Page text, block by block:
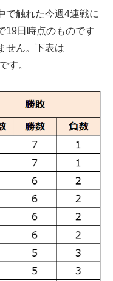
で触れた今週4連戦に
19日時点のものです
せん。下表は
す。